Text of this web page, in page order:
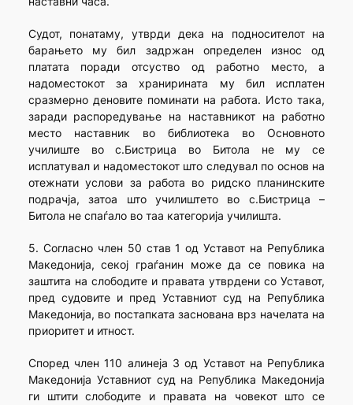
Судот, понатаму, утврди дека на подносителот на
барањето му бил задржан определен износ од
платата поради отсуство од работно место, а
надоместокот за хранирината му бил исплатен
сразмерно деновите поминати на работа. Исто така,
заради распоредување на наставникот на работно
место наставник во библиотека во Основното
училиште во с.Бистрица во Битола не му се
исплатувал и надоместокот што следувал по основ на
отежнати услови за работа во ридско планинските
подрачја, затоа што училиштето во с.Бистрица –
Битола не спаѓало во таа категорија училишта.
5. Согласно член 50 став 1 од Уставот на Република
Македонија, секој граѓанин може да се повика на
заштита на слободите и правата утврдени со Уставот,
пред судовите и пред Уставниот суд на Република
Македонија, во постапката заснована врз начелата на
приоритет и итност.
Според член 110 алинеја 3 од Уставот на Република
Македонија Уставниот суд на Република Македонија
ги штити слободите и правата на човекот што се